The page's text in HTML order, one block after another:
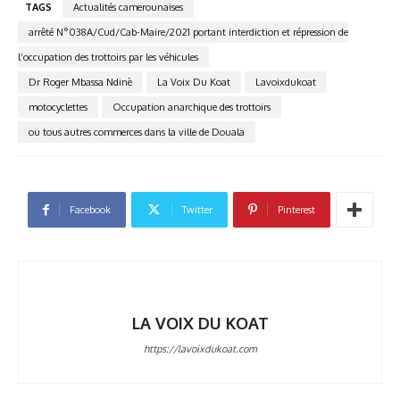
TAGS
Actualités camerounaises
arrêté N°038A/Cud/Cab-Maire/2021 portant interdiction et répression de
l’occupation des trottoirs par les véhicules
Dr Roger Mbassa Ndinè
La Voix Du Koat
Lavoixdukoat
motocyclettes
Occupation anarchique des trottoirs
ou tous autres commerces dans la ville de Douala
Facebook Twitter Pinterest
LA VOIX DU KOAT
https://lavoixdukoat.com